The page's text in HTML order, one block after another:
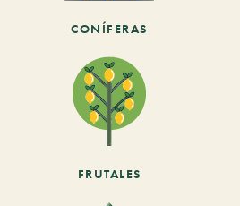
CONÍFERAS
FRUTALES